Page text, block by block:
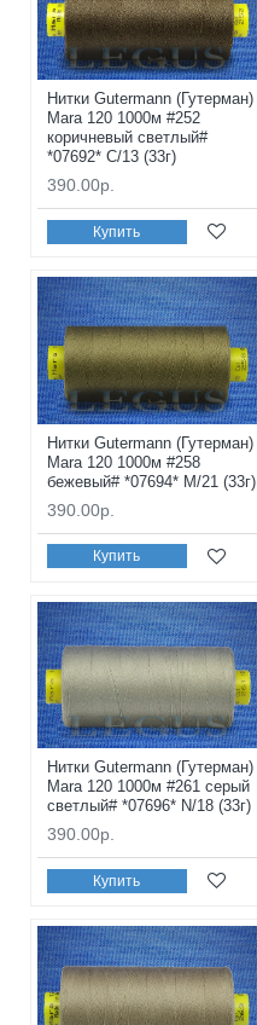
Нитки Gutermann (Гутерман)
Mara 120 1000м #252
коричневый светлый#
*07692* C/13 (33г)
390.00р.
Купить
Нитки Gutermann (Гутерман)
Mara 120 1000м #258
бежевый# *07694* M/21 (33г)
390.00р.
Купить
Нитки Gutermann (Гутерман)
Mara 120 1000м #261 серый
светлый# *07696* N/18 (33г)
390.00р.
Купить